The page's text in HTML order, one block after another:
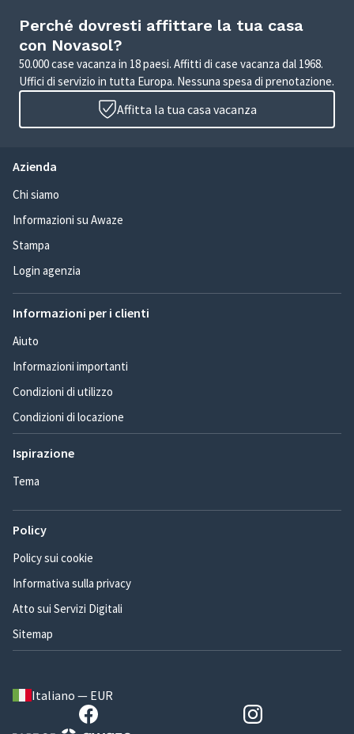
Perché dovresti affittare la tua casa
con Novasol?
50.000 case vacanza in 18 paesi. Affitti di case vacanza dal 1968.
Uffici di servizio in tutta Europa. Nessuna spesa di prenotazione.
Affitta la tua casa vacanza
Azienda
Chi siamo
Informazioni su Awaze
Stampa
Login agenzia
Informazioni per i clienti
Aiuto
Informazioni importanti
Condizioni di utilizzo
Condizioni di locazione
Ispirazione
Tema
Policy
Policy sui cookie
Informativa sulla privacy
Atto sui Servizi Digitali
Sitemap
Italiano — EUR